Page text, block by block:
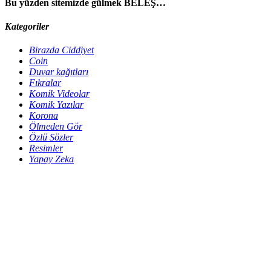
Bu yüzden sitemizde gülmek BELEŞ…
Kategoriler
Birazda Ciddiyet
Coin
Duvar kağıtları
Fıkralar
Komik Videolar
Komik Yazılar
Korona
Ölmeden Gör
Özlü Sözler
Resimler
Yapay Zeka